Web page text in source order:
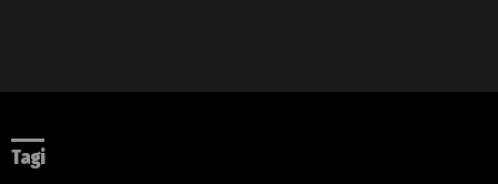
Tagi